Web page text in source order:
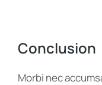
Conclusion
Morbi nec